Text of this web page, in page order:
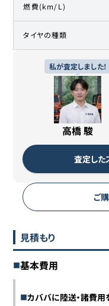
燃費(km/L)
タイヤの種類
私が査定しました!
高橋 駿
査定した
ご
見積もり
基本費用
カババに陸送・諸費用